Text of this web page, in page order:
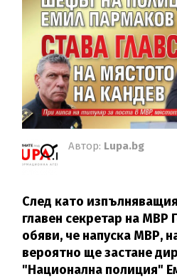
Автор: Lupa.bg
След като
главен секретар на МВР
обяви, че напуска МВР,
вероятно ще застане
"Национална полиция"